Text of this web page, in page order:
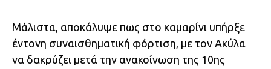
Μάλιστα, αποκάλυψε πως στο καμαρίνι υπήρξε
έντονη συναισθηματική φόρτιση, με τον Ακύλα
να δακρύζει μετά την ανακοίνωση της 10ης